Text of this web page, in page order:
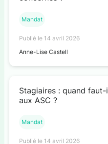
Mandat
Publié le 14 avril 2026
Anne-Lise Castell
Stagiaires : quand
aux ASC ?
Mandat
Publié le 14 avril 2026